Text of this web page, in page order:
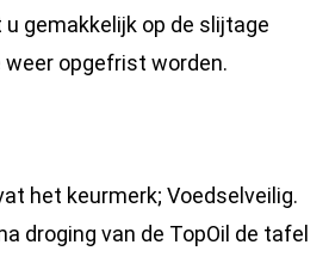
gemakkelijk op de slijtage
weer opgefrist worden.
het keurmerk; Voedselveilig.
droging van de TopOil de tafel